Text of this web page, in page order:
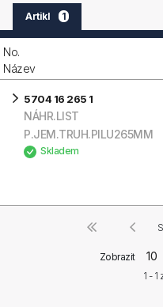
Artikl 1
No.
Název
5704 16 265 1
NÁHR.LIST
P.JEM.TRUH.PILU265MM
Skladem
Zobrazit
1 - 1